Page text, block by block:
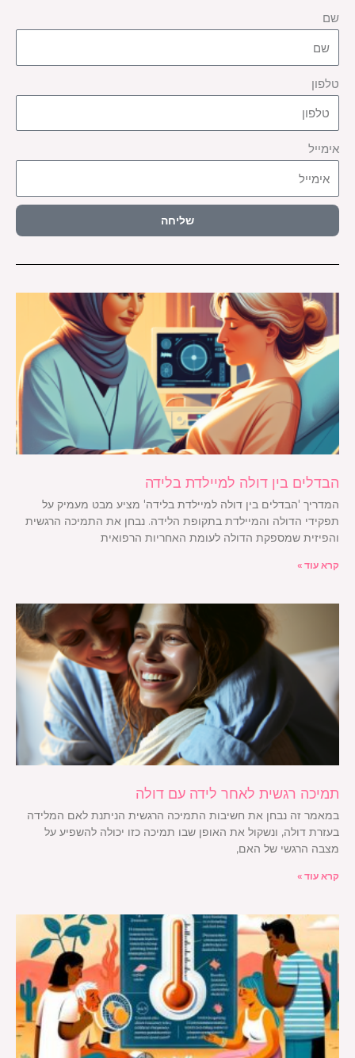
שם
טלפון
אימייל
שליחה
הבדלים בין דולה למיילדת בלידה
המדריך 'הבדלים בין דולה למיילדת בלידה' מציע מבט מעמיק על
תפקידי הדולה והמיילדת בתקופת הלידה. נבחן את התמיכה הרגשית
והפיזית שמספקת הדולה לעומת האחריות הרפואית
קרא עוד »
תמיכה רגשית לאחר לידה עם דולה
במאמר זה נבחן את חשיבות התמיכה הרגשית הניתנת לאם המלידה
בעזרת דולה, ונשקול את האופן שבו תמיכה כזו יכולה להשפיע על
מצבה הרגשי של האם,
קרא עוד »